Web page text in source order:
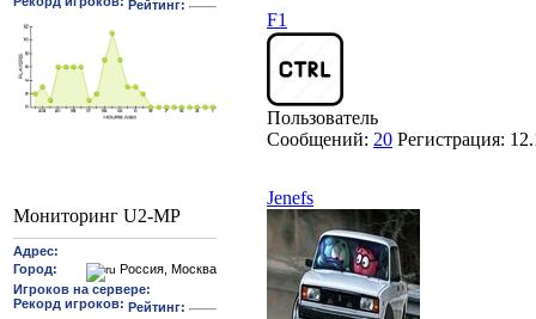
Мониторинг U2-MP
F1
Пользователь
Сообщений: 20 Регистрация:
Jenefs